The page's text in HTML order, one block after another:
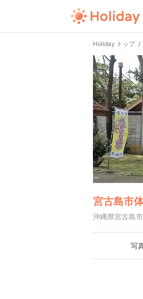
Holiday トップ
宮古島市
沖縄県宮古島
写